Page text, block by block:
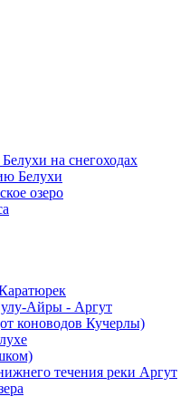
на снегоходах
Белухи
озеро
Айры - Аргут
коноводов Кучерлы)
течения реки Аргут